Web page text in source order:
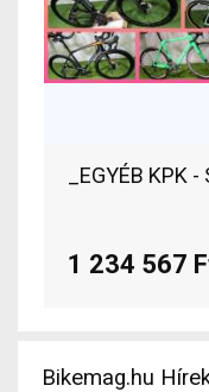
_EGYÉB KPK
1 234 567
Bikemag.hu